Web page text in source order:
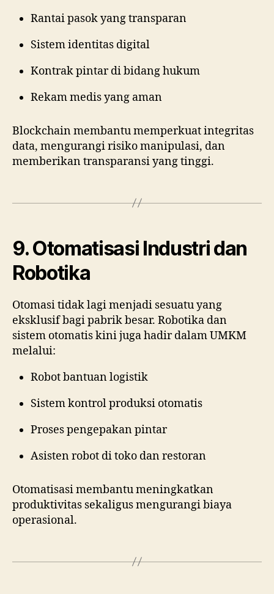
Rantai pasok yang transparan
Sistem identitas digital
Kontrak pintar di bidang hukum
Rekam medis yang aman
Blockchain membantu memperkuat integritas
data, mengurangi risiko manipulasi, dan
memberikan transparansi yang tinggi.
9. Otomatisasi Industri dan
Robotika
Otomasi tidak lagi menjadi sesuatu yang
eksklusif bagi pabrik besar. Robotika dan
sistem otomatis kini juga hadir dalam UMKM
melalui:
Robot bantuan logistik
Sistem kontrol produksi otomatis
Proses pengepakan pintar
Asisten robot di toko dan restoran
Otomatisasi membantu meningkatkan
produktivitas sekaligus mengurangi biaya
operasional.